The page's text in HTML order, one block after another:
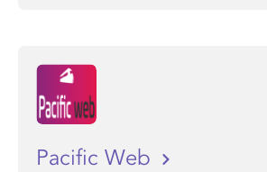
Pacific Web